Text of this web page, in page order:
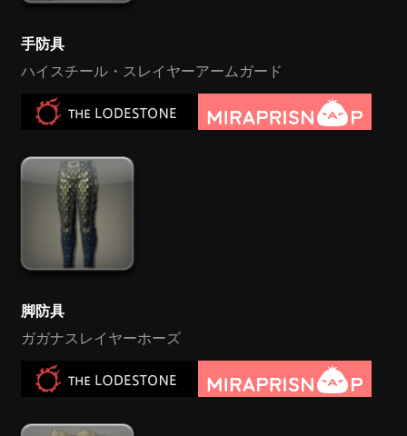
手防具
ハイスチール・スレイヤーアームガード
脚防具
ガガナスレイヤーホーズ